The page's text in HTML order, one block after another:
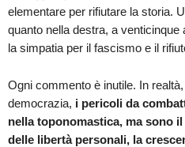
elementare per rifiutare la storia.
quanto nella destra, a
la simpatia per il fascismo e il
Ogni commento è inutile. In
democrazia, i pericoli da
nella toponomastica, ma sono
delle libertà personali, la